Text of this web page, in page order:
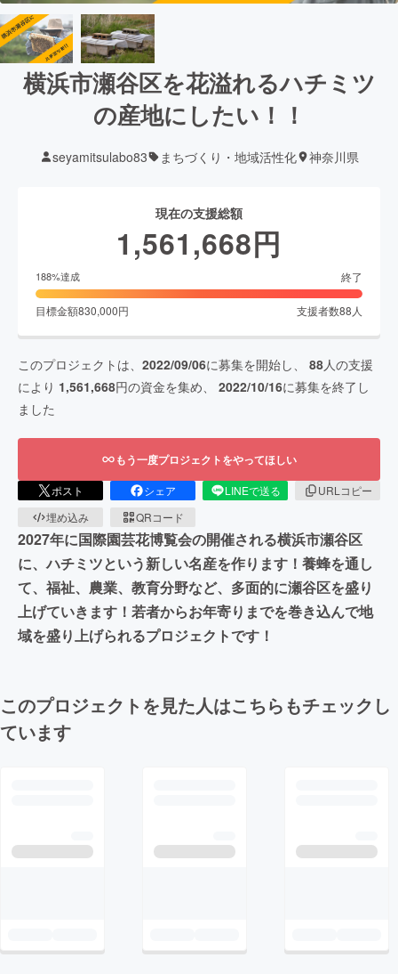
横浜市瀬谷区を花溢れるハチミツ
の産地にしたい！！
seyamitsulabo83 まちづくり・地域活性化 神奈川県
現在の支援総額
1,561,668円
188%達成 終了
目標金額830,000円 支援者数88 人
このプロジェクトは、 2022/09/06に募集を開始し、 88人の支援
により 1,561,668円の資金を集め、 2022/10/16に募集を終了し
ました
もう一度プロジェクトをやってほしい
ポスト シェア LINEで送る
URLコピー
埋め込み
QRコード
2027年に国際園芸花博覧会の開催される横浜市瀬谷区
に、ハチミツという新しい名産を作ります！養蜂を通し
て、福祉、農業、教育分野など、多面的に瀬谷区を盛り
上げていきます！若者からお年寄りまでを巻き込んで地
域を盛り上げられるプロジェクトです！
このプロジェクトを見た人はこちらもチェックし
ています